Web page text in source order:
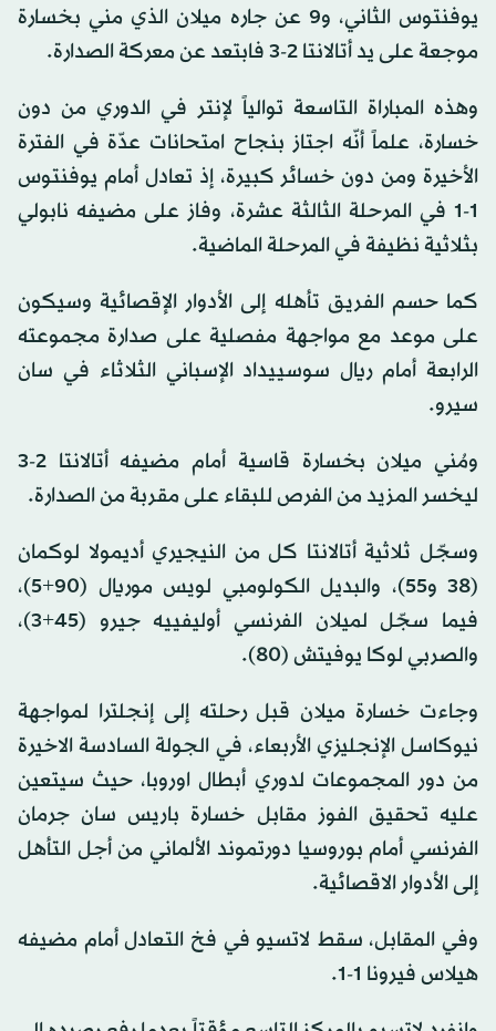
يوفنتوس الثاني، و9 عن جاره ميلان الذي مني بخسارة
موجعة على يد أتالانتا 2-3 فابتعد عن معركة الصدارة.
وهذه المباراة التاسعة توالياً لإنتر في الدوري من دون
خسارة، علماً أنّه اجتاز بنجاح امتحانات عدّة في الفترة
الأخيرة ومن دون خسائر كبيرة، إذ تعادل أمام يوفنتوس
1-1 في المرحلة الثالثة عشرة، وفاز على مضيفه نابولي
بثلاثية نظيفة في المرحلة الماضية.
كما حسم الفريق تأهله إلى الأدوار الإقصائية وسيكون
على موعد مع مواجهة مفصلية على صدارة مجموعته
الرابعة أمام ريال سوسييداد الإسباني الثلاثاء في سان
سيرو.
ومُني ميلان بخسارة قاسية أمام مضيفه أتالانتا 2-3
ليخسر المزيد من الفرص للبقاء على مقربة من الصدارة.
وسجّل ثلاثية أتالانتا كل من النيجيري أديمولا لوكمان
(38 و55)، والبديل الكولومبي لويس موريال (90+5)،
فيما سجّل لميلان الفرنسي أوليفييه جيرو (45+3)،
والصربي لوكا يوفيتش (80).
وجاءت خسارة ميلان قبل رحلته إلى إنجلترا لمواجهة
نيوكاسل الإنجليزي الأربعاء، في الجولة السادسة الاخيرة
من دور المجموعات لدوري أبطال اوروبا، حيث سيتعين
عليه تحقيق الفوز مقابل خسارة باريس سان جرمان
الفرنسي أمام بوروسيا دورتموند الألماني من أجل التأهل
إلى الأدوار الاقصائية.
وفي المقابل، سقط لاتسيو في فخ التعادل أمام مضيفه
هيلاس فيرونا 1-1.